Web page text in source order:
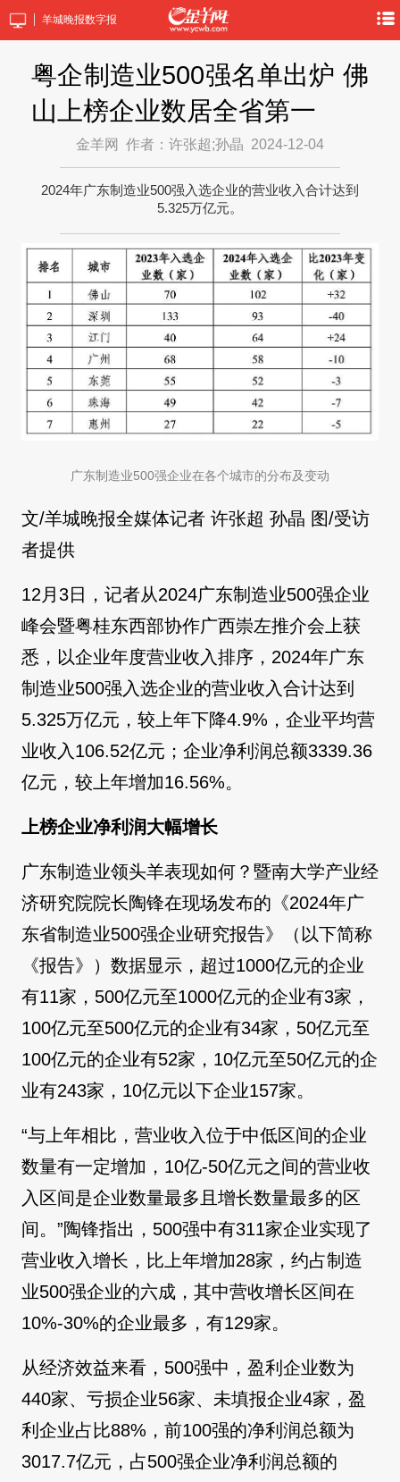
羊城晚报数字报
粤企制造业500强名单出炉 佛
山上榜企业数居全省第一
金羊网 作者：许张超;孙晶 2024-12-04
2024年广东制造业500强入选企业的营业收入合计达到
5.325万亿元。
广东制造业500强企业在各个城市的分布及变动
文/羊城晚报全媒体记者 许张超 孙晶 图/受访
者提供
12月3日，记者从2024广东制造业500强企业
峰会暨粤桂东西部协作广西崇左推介会上获
悉，以企业年度营业收入排序，2024年广东
制造业500强入选企业的营业收入合计达到
5.325万亿元，较上年下降4.9%，企业平均营
业收入106.52亿元；企业净利润总额3339.36
亿元，较上年增加16.56%。
上榜企业净利润大幅增长
广东制造业领头羊表现如何？暨南大学产业经
济研究院院长陶锋在现场发布的《2024年广
东省制造业500强企业研究报告》（以下简称
《报告》）数据显示，超过1000亿元的企业
有11家，500亿元至1000亿元的企业有3家，
100亿元至500亿元的企业有34家，50亿元至
100亿元的企业有52家，10亿元至50亿元的企
业有243家，10亿元以下企业157家。
“与上年相比，营业收入位于中低区间的企业
数量有一定增加，10亿-50亿元之间的营业收
入区间是企业数量最多且增长数量最多的区
间。”陶锋指出，500强中有311家企业实现了
营业收入增长，比上年增加28家，约占制造
业500强企业的六成，其中营收增长区间在
10%-30%的企业最多，有129家。
从经济效益来看，500强中，盈利企业数为
440家、亏损企业56家、未填报企业4家，盈
利企业占比88%，前100强的净利润总额为
3017.7亿元，占500强企业净利润总额的